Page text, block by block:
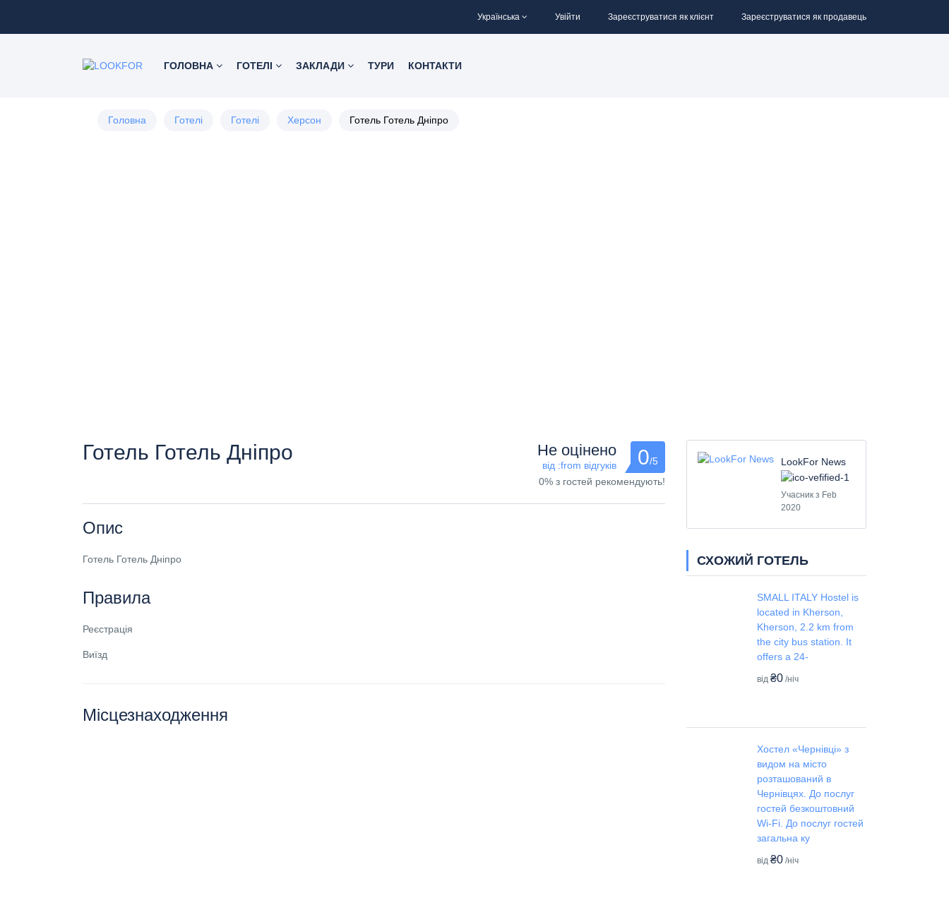
Українська Увійти Зареєструватися як клієнт Зареєструватися як продавець
ГОЛОВНА ГОТЕЛІ ЗАКЛАДИ ТУРИ КОНТАКТИ
Головна Готелі Готелі Херсон Готель Готель Дніпро
Готель Готель Дніпро Не оцінено
від :from відгуків 0/5
0% з гостей рекомендують!
Опис
Готель Готель Дніпро
Правила
Реєстрація
Виїзд
Місцезнаходження
LookFor News
Учасник з Feb
2020
СХОЖИЙ ГОТЕЛЬ
SMALL ITALY Hostel is
located in Kherson,
Kherson, 2.2 km from
the city bus station. It
offers a 24-
від ₴0 /ніч
Хостел «Чернівці» з
видом на місто
розташований в
Чернівцях. До послуг
гостей безкоштовний
Wi-Fi. До послуг гостей
загальна ку
від ₴0 /ніч